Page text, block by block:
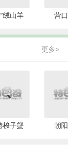
绒山羊 营
更多>
梭子蟹 朝